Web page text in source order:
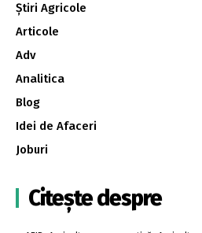
Știri Agricole
Articole
Adv
Analitica
Blog
Idei de Afaceri
Joburi
Citește despre